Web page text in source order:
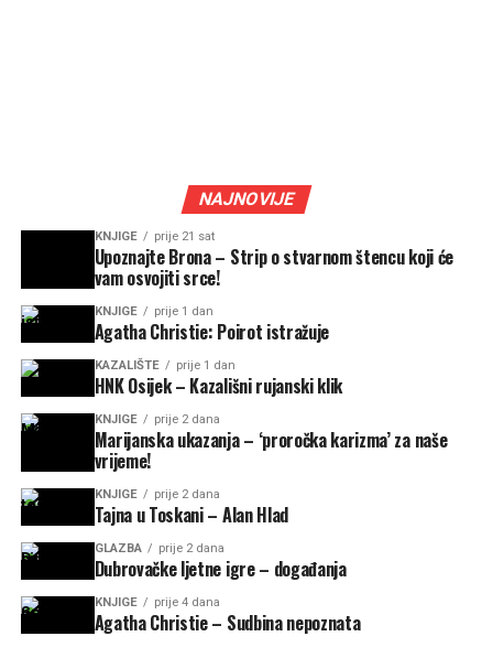
NAJNOVIJE
KNJIGE prije 21 sat
Upoznajte Brona – Strip o stvarnom štencu koji će
vam osvojiti srce!
KNJIGE prije 1 dan
Agatha Christie: Poirot istražuje
KAZALIŠTE prije 1 dan
HNK Osijek – Kazališni rujanski klik
KNJIGE prije 2 dana
Marijanska ukazanja – ‘proročka karizma’ za naše
vrijeme!
KNJIGE prije 2 dana
Tajna u Toskani – Alan Hlad
GLAZBA prije 2 dana
Dubrovačke ljetne igre – događanja
KNJIGE prije 4 dana
Agatha Christie – Sudbina nepoznata